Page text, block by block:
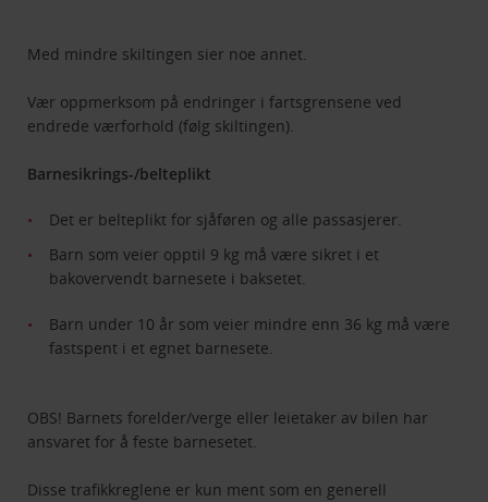
Med mindre skiltingen sier noe annet.
Vær oppmerksom på endringer i fartsgrensene ved
endrede værforhold (følg skiltingen).
Barnesikrings-/belteplikt
Det er belteplikt for sjåføren og alle passasjerer.
Barn som veier opptil 9 kg må være sikret i et
bakovervendt barnesete i baksetet.
Barn under 10 år som veier mindre enn 36 kg må være
fastspent i et egnet barnesete.
OBS! Barnets forelder/verge eller leietaker av bilen har
ansvaret for å feste barnesetet.
Disse trafikkreglene er kun ment som en generell